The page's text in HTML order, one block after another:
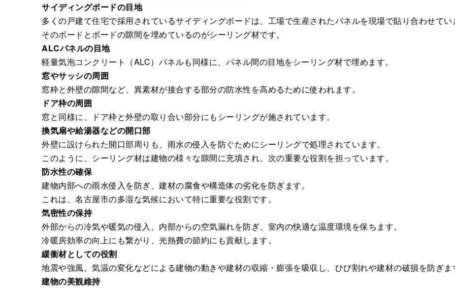
サイディングボードの目地
多くの戸建て住宅で採用されているサイディングボードは、工場で生産されたパネルを現場で貼り合わせてい
そのボードとボードの隙間を埋めているのがシーリング材です。
ALCパネルの目地
軽量気泡コンクリート（ALC）パネルも同様に、パネル間の目地をシーリング材で埋めます。
窓やサッシの周囲
窓枠と外壁の隙間など、異素材が接合する部分の防水性を高めるために使われます。
ドア枠の周囲
窓と同様に、ドア枠と外壁の取り合い部分にもシーリングが施されています。
換気扇や給湯器などの開口部
外壁に設けられた開口部周りも、雨水の侵入を防ぐためにシーリングで処理されています。
このように、シーリング材は建物の様々な隙間に充填され、次の重要な役割を担っています。
防水性の確保
建物内部への雨水侵入を防ぎ、建材の腐食や構造体の劣化を防ぎます。
これは、名古屋市の多湿な気候において特に重要な役割です。
気密性の保持
外部からの冷気や暖気の侵入、内部からの空気漏れを防ぎ、室内の快適な温度環境を保ちます。
冷暖房効率の向上にも繋がり、光熱費の節約にも貢献します。
緩衝材としての役割
地震や強風、気温の変化などによる建物の動きや建材の収縮・膨張を吸収し、ひび割れや建材の破損を防ぎま
建物の美観維持